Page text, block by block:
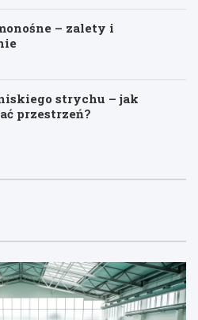
– zalety i
strychu – jak
przestrzeń?